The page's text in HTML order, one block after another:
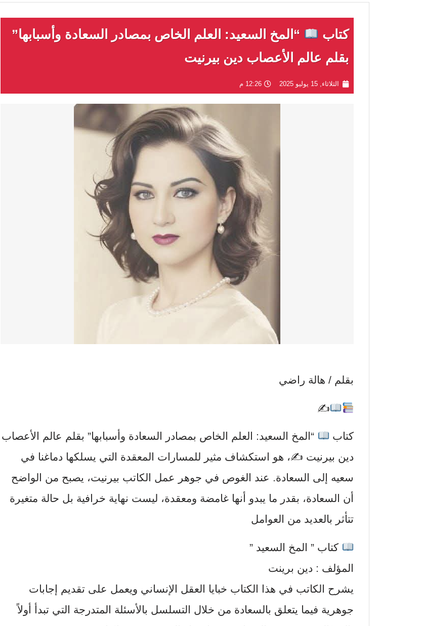
كتاب
“المخ السعيد: العلم الخاص بمصادر السعادة وأسبابها”
بقلم عالم الأعصاب دين بيرنيت
الثلاثاء, 15 يوليو 2025 12:26 م
بقلم / هالة راضي
✍
كتاب
“المخ السعيد: العلم الخاص بمصادر السعادة وأسبابها” بقلم عالم الأعصاب
دين بيرنيت ✍، هو استكشاف مثير للمسارات المعقدة التي يسلكها دماغنا في
سعيه إلى السعادة. عند الغوص في جوهر عمل الكاتب بيرنيت، يصبح من الواضح
أن السعادة، بقدر ما يبدو أنها غامضة ومعقدة، ليست نهاية خرافية بل حالة متغيرة
تتأثر بالعديد من العوامل
كتاب ” المخ السعيد ”
المؤلف : دين برينت
يشرح الكاتب في هذا الكتاب خبايا العقل الإنساني ويعمل على تقديم إجابات
جوهرية فيما يتعلق بالسعادة من خلال التسلسل بالأسئلة المتدرجة التي تبدأ أولاً